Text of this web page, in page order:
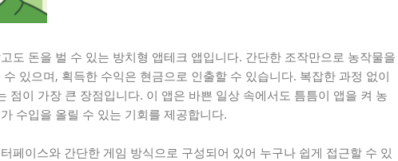
도 돈을 벌 수 있는 방치형 앱테크 앱입니다. 간단한 조작만으로 농작물을
있으며, 획득한 수익은 현금으로 인출할 수 있습니다. 복잡한 과정 없이
점이 가장 큰 장점입니다. 이 앱은 바쁜 일상 속에서도 틈틈이 앱을 켜 농
수입을 올릴 수 있는 기회를 제공합니다.
페이스와 간단한 게임 방식으로 구성되어 있어 누구나 쉽게 접근할 수 있